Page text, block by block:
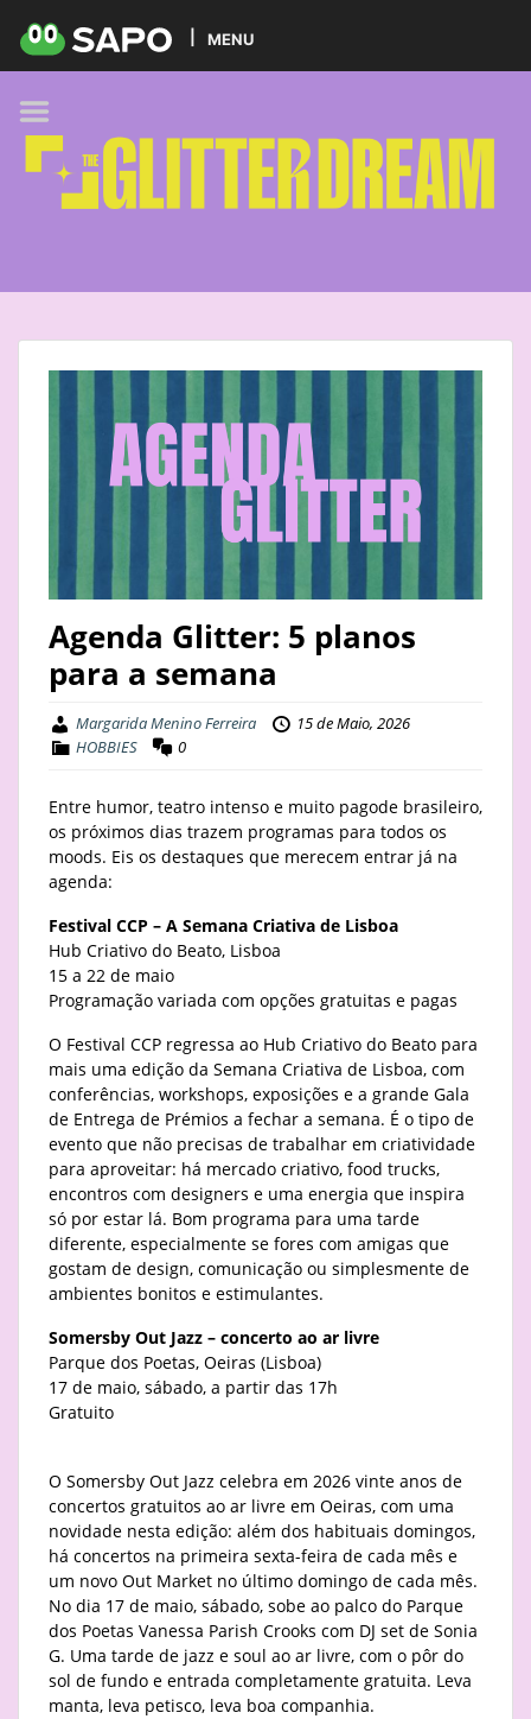
MENU
Agenda Glitter: 5 planos
para a semana
Margarida Menino Ferreira
15 de Maio, 2026
HOBBIES
0
Entre humor, teatro intenso e muito pagode brasileiro,
os próximos dias trazem programas para todos os
moods. Eis os destaques que merecem entrar já na
agenda:
Festival CCP – A Semana Criativa de Lisboa
Hub Criativo do Beato, Lisboa
15 a 22 de maio
Programação variada com opções gratuitas e pagas
O Festival CCP regressa ao Hub Criativo do Beato para
mais uma edição da Semana Criativa de Lisboa, com
conferências, workshops, exposições e a grande Gala
de Entrega de Prémios a fechar a semana. É o tipo de
evento que não precisas de trabalhar em criatividade
para aproveitar: há mercado criativo, food trucks,
encontros com designers e uma energia que inspira
só por estar lá. Bom programa para uma tarde
diferente, especialmente se fores com amigas que
gostam de design, comunicação ou simplesmente de
ambientes bonitos e estimulantes.
Somersby Out Jazz – concerto ao ar livre
Parque dos Poetas, Oeiras (Lisboa)
17 de maio, sábado, a partir das 17h
Gratuito
O Somersby Out Jazz celebra em 2026 vinte anos de
concertos gratuitos ao ar livre em Oeiras, com uma
novidade nesta edição: além dos habituais domingos,
há concertos na primeira sexta-feira de cada mês e
um novo Out Market no último domingo de cada mês.
No dia 17 de maio, sábado, sobe ao palco do Parque
dos Poetas Vanessa Parish Crooks com DJ set de Sonia
G. Uma tarde de jazz e soul ao ar livre, com o pôr do
sol de fundo e entrada completamente gratuita. Leva
manta, leva petisco, leva boa companhia.
HOME
PODCAST
GLITTER BRANDS
KIDS
TREND
BUSINESS
ABOUT